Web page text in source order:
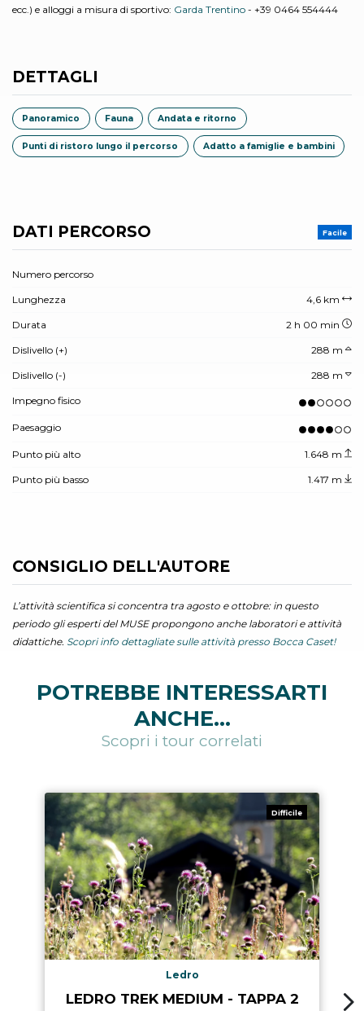
ecc.) e alloggi a misura di sportivo: Garda Trentino - +39 0464 554444
DETTAGLI
Panoramico Fauna Andata e ritorno
Punti di ristoro lungo il percorso Adatto a famiglie e bambini
DATI PERCORSO Facile
Numero percorso
Lunghezza 4,6 km
Durata 2 h 00 min
Dislivello (+) 288 m
Dislivello (-) 288 m
Impegno fisico
Paesaggio
Punto più alto 1.648 m
Punto più basso 1.417 m
CONSIGLIO DELL'AUTORE
L’attività scientifica si concentra tra agosto e ottobre: in questo
periodo gli esperti del MUSE propongono anche laboratori e attività
didattiche. Scopri info dettagliate sulle attività presso Bocca Caset!
POTREBBE INTERESSARTI
ANCHE...
Scopri i tour correlati
Difficile
Ledro
LEDRO TREK MEDIUM - TAPPA 2